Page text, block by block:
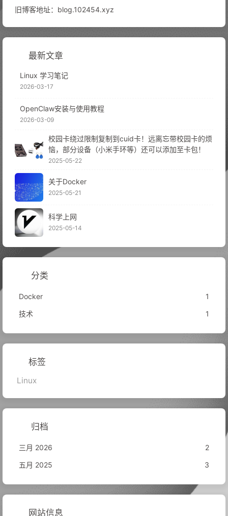
旧博客地址：blog.102454.xyz
最新文章
Linux 学习笔记
2026-03-17
OpenClaw安装与使用教程
2026-03-09
校园卡绕过限制复制到cuid卡！远离忘带校园卡的烦
恼，部分设备（小米手环等）还可以添加至卡包！
2025-05-22
关于Docker
2025-05-21
科学上网
2025-05-14
分类
Docker
1
技术
1
标签
Linux
归档
三月 2026
2
五月 2025
3
网站信息